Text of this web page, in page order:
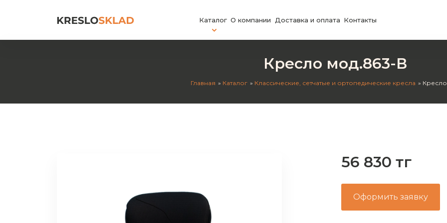
Каталог О компании Доставка и оплата Контакты
Кресло мод.863-В
Главная Каталог Классические, сетчатые и ортопедические кресла
56 830 тг
Оформить заявку